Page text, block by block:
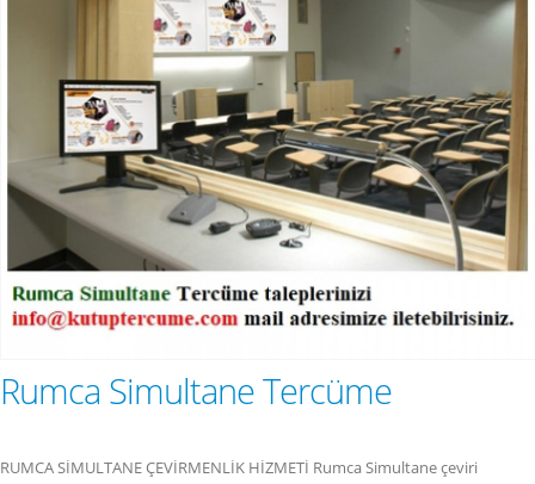
Rumca Simultane Tercüme
RUMCA SİMULTANE ÇEVİRMENLİK HİZMETİ Rumca Simultane çeviri